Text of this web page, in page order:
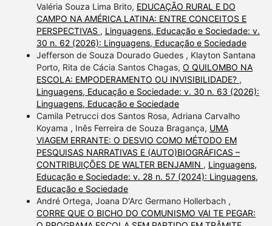
Valéria Souza Lima Brito, EDUCAÇÃO RURAL E DO
CAMPO NA AMÉRICA LATINA: ENTRE CONCEITOS E
PERSPECTIVAS , Linguagens, Educação e Sociedade: v.
30 n. 62 (2026): Linguagens, Educação e Sociedade
Jefferson de Souza Dourado Guedes , Klayton Santana
Porto, Rita de Cácia Santos Chagas, O QUILOMBO NA
ESCOLA: EMPODERAMENTO OU INVISIBILIDADE? ,
Linguagens, Educação e Sociedade: v. 30 n. 63 (2026):
Linguagens, Educação e Sociedade
Camila Petrucci dos Santos Rosa, Adriana Carvalho
Koyama , Inês Ferreira de Souza Bragança, UMA
VIAGEM ERRANTE: O DESVIO COMO MÉTODO EM
PESQUISAS NARRATIVAS E (AUTO)BIOGRÁFICAS –
CONTRIBUIÇÕES DE WALTER BENJAMIN , Linguagens,
Educação e Sociedade: v. 28 n. 57 (2024): Linguagens,
Educação e Sociedade
André Ortega, Joana D'Arc Germano Hollerbach ,
CORRE QUE O BICHO DO COMUNISMO VAI TE PEGAR: